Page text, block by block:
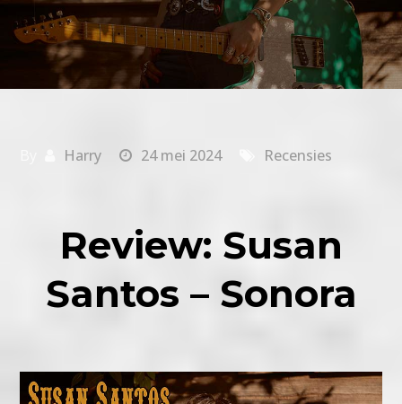
Harry 24 mei 2024 Recensies
Review: Susan
Santos – Sonora